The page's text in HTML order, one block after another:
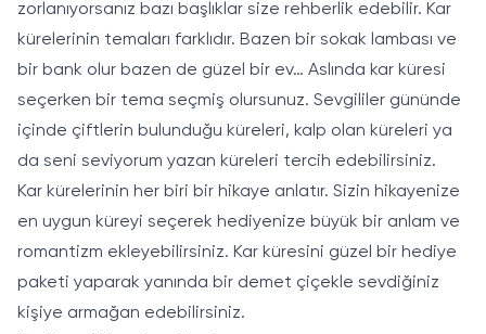
zorlanıyorsanız bazı başlıklar size rehberlik edebilir. Kar
kürelerinin temaları farklıdır. Bazen bir sokak lambası ve
bir bank olur bazen de güzel bir ev… Aslında kar küresi
seçerken bir tema seçmiş olursunuz. Sevgililer gününde
içinde çiftlerin bulunduğu küreleri, kalp olan küreleri ya
da seni seviyorum yazan küreleri tercih edebilirsiniz.
Kar kürelerinin her biri bir hikaye anlatır. Sizin hikayenize
en uygun küreyi seçerek hediyenize büyük bir anlam ve
romantizm ekleyebilirsiniz. Kar küresini güzel bir hediye
paketi yaparak yanında bir demet çiçekle sevdiğiniz
kişiye armağan edebilirsiniz.